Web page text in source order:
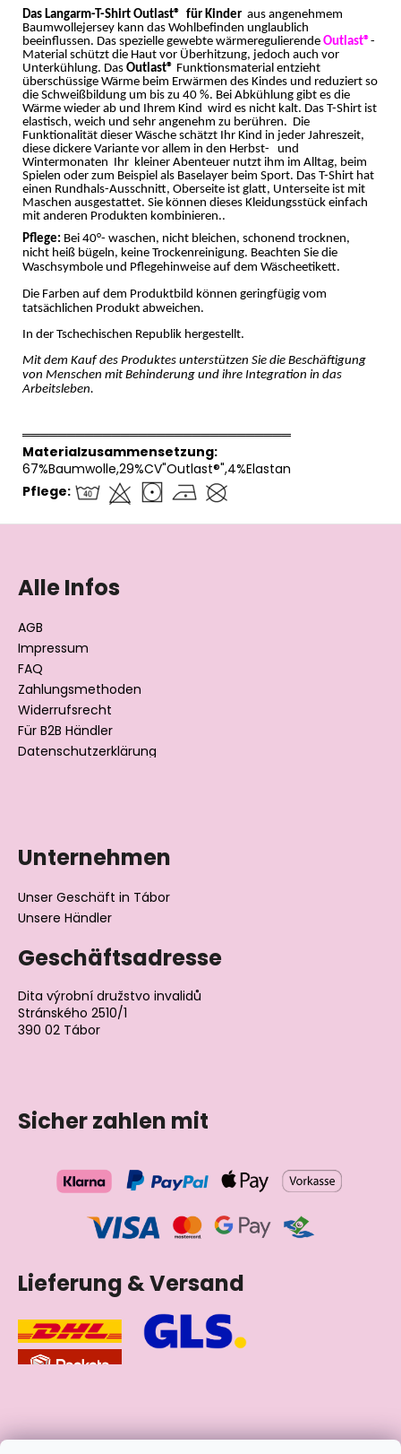
Das Langarm-T-Shirt Outlast® für Kinder aus angenehmem
Baumwollejersey kann das Wohlbefinden unglaublich
beeinflussen. Das spezielle gewebte wärmeregulierende Outlast®-
Material schützt die Haut vor Überhitzung, jedoch auch vor
Unterkühlung. Das Outlast® Funktionsmaterial entzieht
überschüssige Wärme beim Erwärmen des Kindes und reduziert so
die Schweißbildung um bis zu 40 %. Bei Abkühlung gibt es die
Wärme wieder ab und Ihrem Kind wird es nicht kalt. Das T-Shirt ist
elastisch, weich und sehr angenehm zu berühren. Die
Funktionalität dieser Wäsche schätzt Ihr Kind in jeder Jahreszeit,
diese dickere Variante vor allem in den Herbst-
und
Wintermonaten Ihr kleiner Abenteuer nutzt ihm im Alltag, beim
Spielen oder zum Beispiel als Baselayer beim Sport. Das T-Shirt hat
einen Rundhals-Ausschnitt, Oberseite ist glatt, Unterseite ist mit
Maschen ausgestattet. Sie können dieses Kleidungsstück einfach
mit anderen Produkten kombinieren..
Pflege: Bei 40°- waschen, nicht bleichen, schonend trocknen,
nicht heiß bügeln, keine Trockenreinigung. Beachten Sie die
Waschsymbole und Pflegehinweise auf dem Wäscheetikett.
Die Farben auf dem Produktbild können geringfügig vom
tatsächlichen Produkt abweichen.
In der Tschechischen Republik hergestellt.
Mit dem Kauf des Produktes unterstützen Sie die Beschäftigung
von Menschen mit Behinderung und ihre Integration in das
Arbeitsleben.
══════════════════════════════
Materialzusammensetzung:
67%Baumwolle,29%CV"Outlast®",4%Elastan
Pflege:
F
Alle Infos
AGB
Impressum
FAQ
Zahlungsmethoden
Widerrufsrecht
Für B2B Händler
Datenschutzerklärung
Unternehmen
Unser Geschäft in Tábor
Unsere Händler
Geschäftsadresse
Dita výrobní družstvo invalidů
Stránského 2510/1
390 02 Tábor
Sicher zahlen mit
Lieferung & Versand